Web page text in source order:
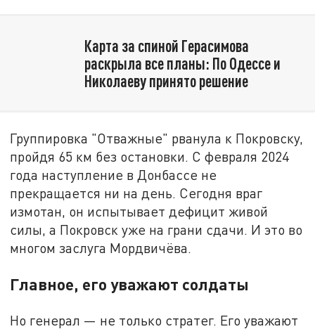
Карта за спиной Герасимова
раскрыла все планы: По Одессе и
Николаеву принято решение
Группировка "Отважные" рванула к Покровску,
пройдя 65 км без остановки. С февраля 2024
года наступление в Донбассе не
прекращается ни на день. Сегодня враг
измотан, он испытывает дефицит живой
силы, а Покровск уже на грани сдачи. И это во
многом заслуга Мордвичёва.
Главное, его уважают солдаты
Но генерал — не только стратег. Его уважают